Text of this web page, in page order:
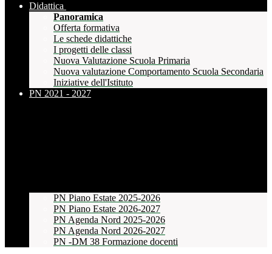
Didattica
Panoramica
Offerta formativa
Le schede didattiche
I progetti delle classi
Nuova Valutazione Scuola Primaria
Nuova valutazione Comportamento Scuola Secondaria
Iniziative dell'Istituto
PN 2021 - 2027
PN Piano Estate 2025-2026
PN Piano Estate 2026-2027
PN Agenda Nord 2025-2026
PN Agenda Nord 2026-2027
PN -DM 38 Formazione docenti